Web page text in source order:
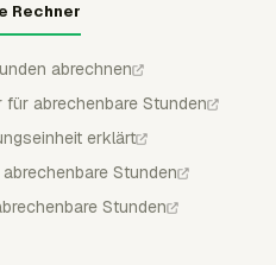
Rechner
abrechnen
abrechenbare Stunden
erklärt
Stunden
Stunden